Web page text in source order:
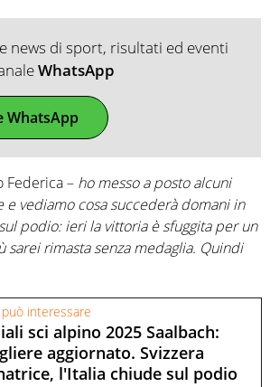
news di sport, risultati ed eventi
WhatsApp
WhatsApp
Federica – ho messo a posto alcuni
vediamo cosa succederà domani in
podio: ieri la vittoria è sfuggita per un
rimasta senza medaglia. Quindi
interessare
sci alpino 2025 Saalbach:
aggiornato. Svizzera
l'Italia chiude sul podio